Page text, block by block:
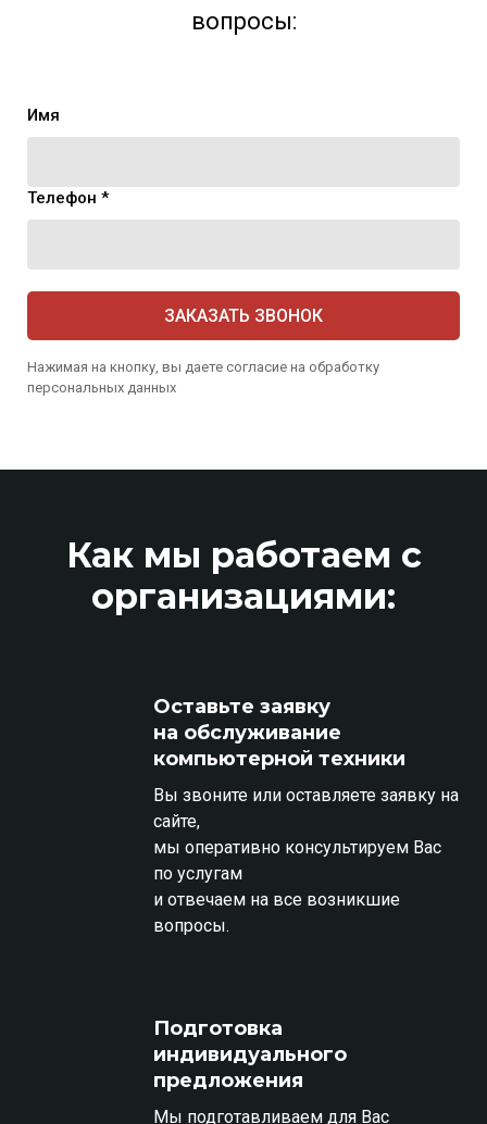
вопросы:
Имя
Телефон *
ЗАКАЗАТЬ ЗВОНОК
Нажимая на кнопку, вы даете согласие на обработку
персональных данных
Как мы работаем c
организациями:
Оставьте заявку
на обслуживание
компьютерной техники
Вы звоните или оставляете заявку на
сайте,
мы оперативно консультируем Вас
по услугам
и отвечаем на все возникшие
вопросы.
Подготовка
индивидуального
предложения
Мы подготавливаем для Вас